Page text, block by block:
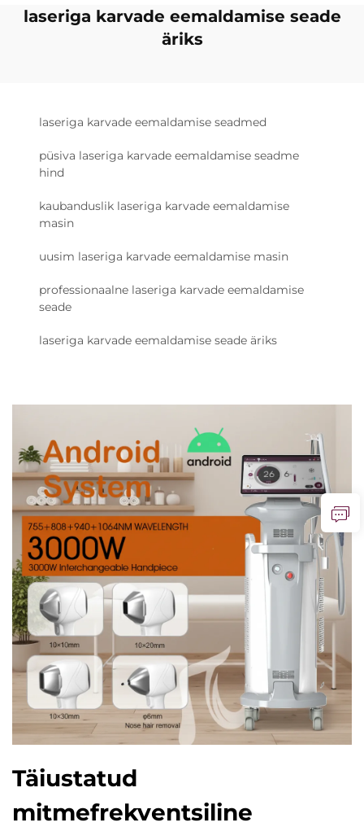
laseriga karvade eemaldamise seade
äriks
laseriga karvade eemaldamise seadmed
püsiva laseriga karvade eemaldamise seadme
hind
kaubanduslik laseriga karvade eemaldamise
masin
uusim laseriga karvade eemaldamise masin
professionaalne laseriga karvade eemaldamise
seade
laseriga karvade eemaldamise seade äriks
Täiustatud
mitmefrekventsiline